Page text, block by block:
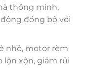
thông minh,
đồng bộ với
nhỏ, motor rèm
lộn xộn, giảm rủi